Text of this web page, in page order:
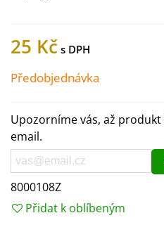
25 Kč
Předobjednávka
Upozorníme vás, až
email.
8000108Z
Přidat k oblíbeným